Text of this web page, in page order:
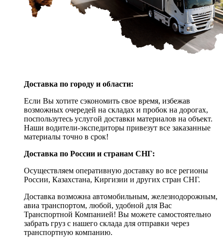
Доставка по городу и области:
Если Вы хотите сэкономить свое время, избежав
возможных очередей на складах и пробок на дорогах,
поспользутесь услугой доставки материалов на объект.
Наши водители-экспедиторы привезут все заказанные
материалы точно в срок!
Доставка по России и странам СНГ:
Осуществляем оперативную доставку во все регионы
России, Казахстана, Киргизии и других стран СНГ.
Доставка возможна автомобильным, железнодорожным,
авиа транспортом, любой, удобной для Вас
Транспортной Компанией! Вы можете самостоятельно
забрать груз с нашего склада для отправки через
транспортную компанию.